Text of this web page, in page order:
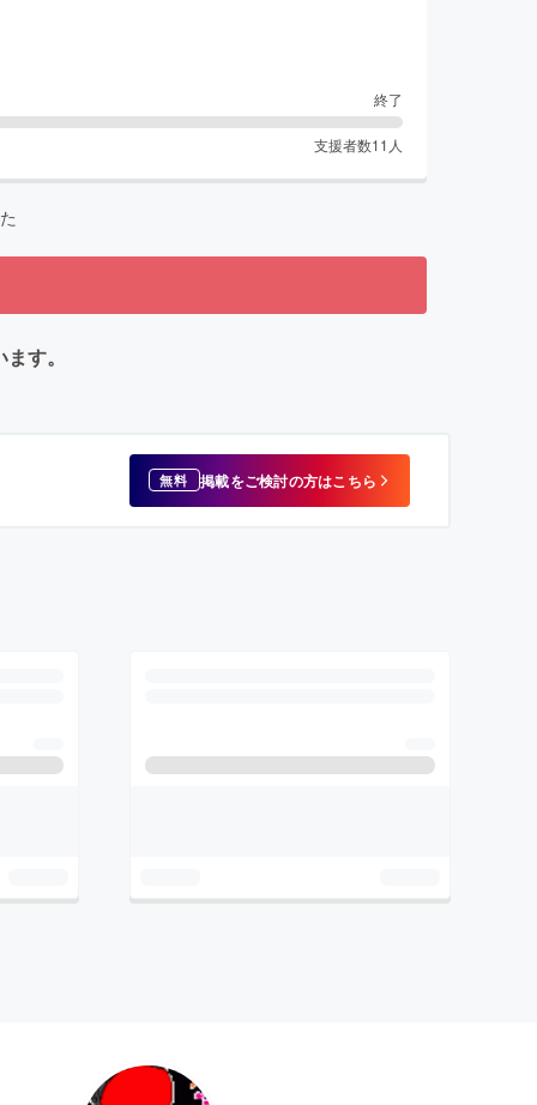
終了
支援者数11 人
す。
無料 掲載をご検討の方はこちら